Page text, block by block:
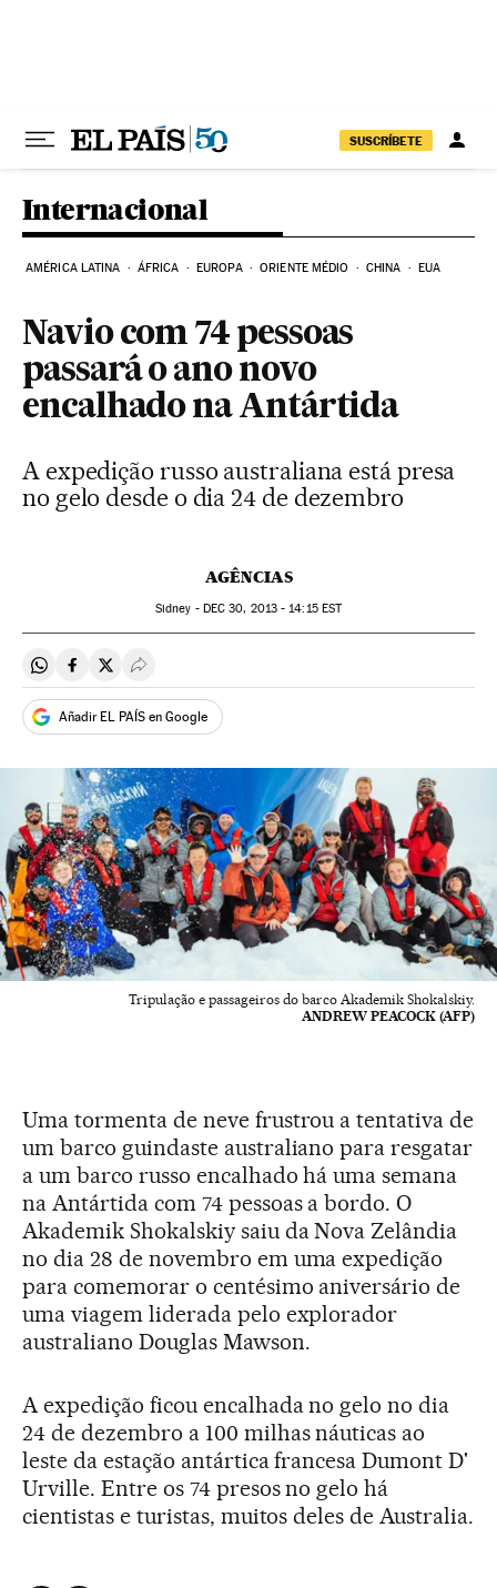
SUSCRÍBETE
Internacional
AMÉRICA LATINA ÁFRICA EUROPA ORIENTE MÉDIO CHINA EUA
Navio com 74 pessoas
passará o ano novo
encalhado na Antártida
A expedição russo australiana está presa
no gelo desde o dia 24 de dezembro
AGÊNCIAS
Sidney - DEC 30, 2013 - 14:15EST
Compartir en Whatsapp
Compartir en Facebook
Compartir en Twitter
Desplegar Redes Sociales
Añadir EL PAÍS en Google
Tripulação e passageiros do barco Akademik Shokalskiy.
ANDREW PEACOCK (AFP)
Uma tormenta de neve frustrou a tentativa de
um barco guindaste australiano para resgatar
a um barco russo encalhado há uma semana
na Antártida com 74 pessoas a bordo. O
Akademik Shokalskiy saiu da Nova Zelândia
no dia 28 de novembro em uma expedição
para comemorar o centésimo aniversário de
uma viagem liderada pelo explorador
australiano Douglas Mawson.
A expedição ficou encalhada no gelo no dia
24 de dezembro a 100 milhas náuticas ao
leste da estação antártica francesa Dumont D'
Urville. Entre os 74 presos no gelo há
cientistas e turistas, muitos deles de Australia.